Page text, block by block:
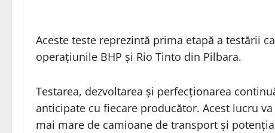
Aceste teste reprezintă prima etapă a testării
operațiunile BHP și Rio Tinto din Pilbara.
Testarea, dezvoltarea și perfecționarea
anticipate cu fiecare producător. Acest lucru
mai mare de camioane de transport și